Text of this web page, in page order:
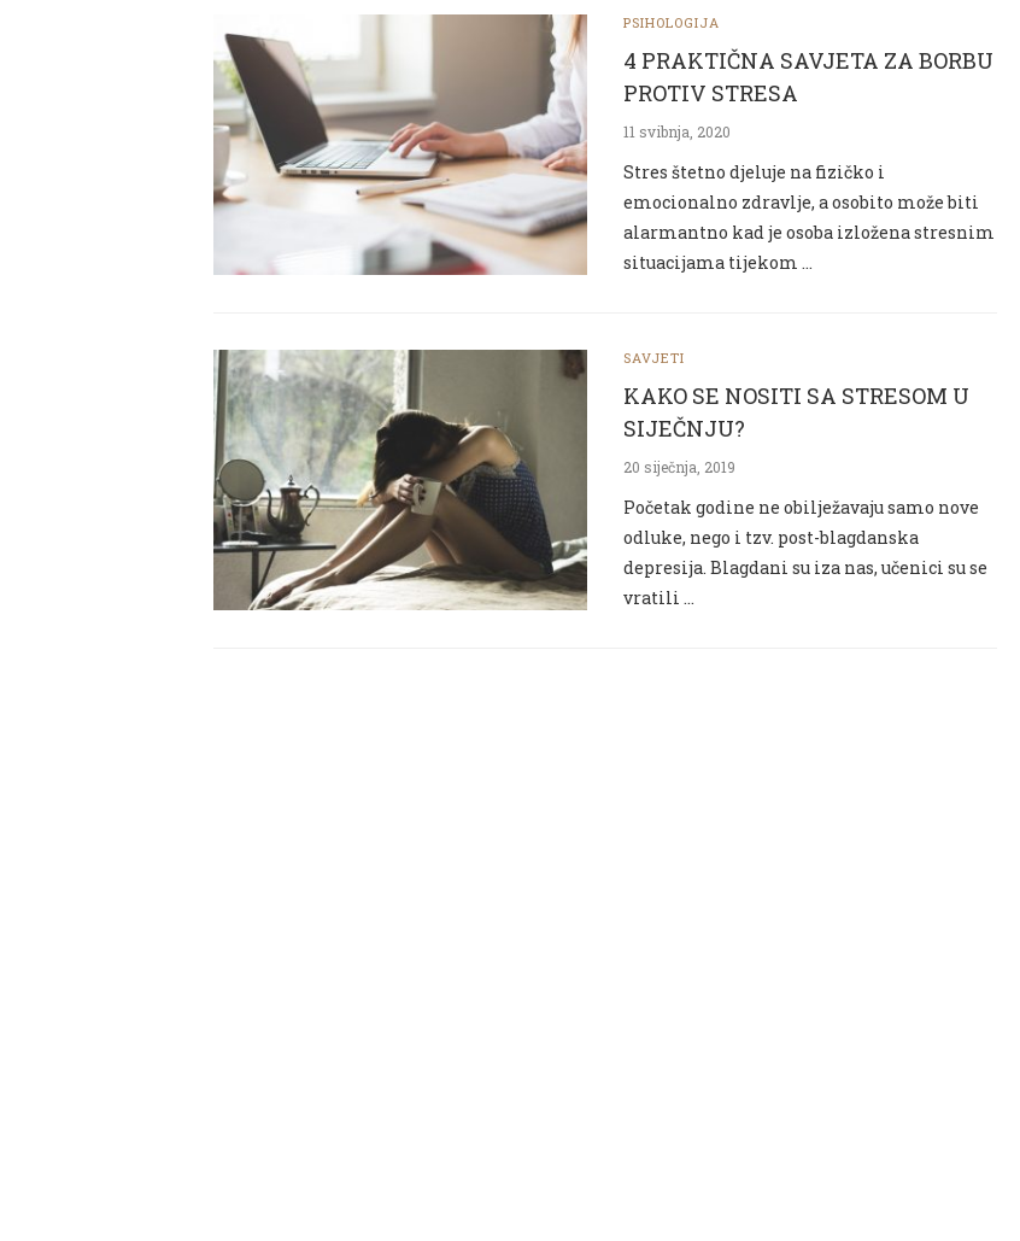
PSIHOLOGIJA
4 PRAKTIČNA SAVJETA ZA BORBU
PROTIV STRESA
11 svibnja, 2020
Stres štetno djeluje na fizičko i
emocionalno zdravlje, a osobito može biti
alarmantno kad je osoba izložena stresnim
situacijama tijekom …
SAVJETI
KAKO SE NOSITI SA STRESOM U
SIJEČNJU?
20 siječnja, 2019
Početak godine ne obilježavaju samo nove
odluke, nego i tzv. post-blagdanska
depresija. Blagdani su iza nas, učenici su se
vratili …